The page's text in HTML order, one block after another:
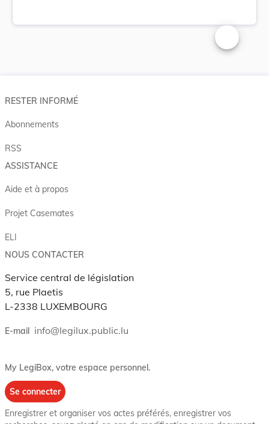
Changer la
RESTER INFORMÉ
Abonnements
RSS
ASSISTANCE
Aide et à propos
Projet Casemates
ELI
NOUS CONTACTER
Service central de législation
5, rue Plaetis
L-2338 LUXEMBOURG
E-mail info@legilux.public.lu
My LegiBox, votre espace personnel.
Se connecter
Enregistrer et organiser vos actes préférés, enregistrer vos